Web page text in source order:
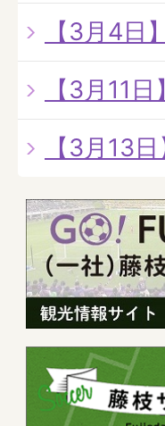
【3月4
【3月11
【3月13